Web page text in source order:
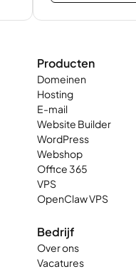
Producten
Domeinen
Hosting
E-mail
Website Builder
WordPress
Webshop
Office 365
VPS
OpenClaw VPS
Bedrijf
Over ons
Vacatures